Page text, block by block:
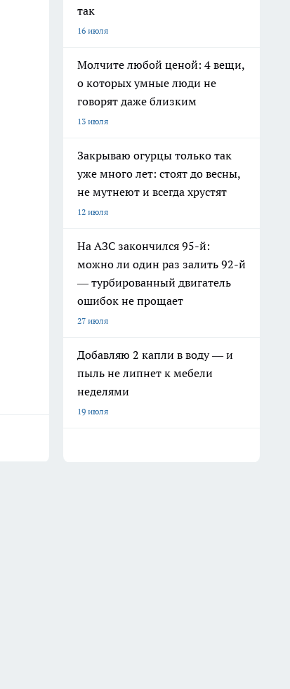
так
16 июля
Молчите любой ценой: 4 вещи,
о которых умные люди не
говорят даже близким
13 июля
Закрываю огурцы только так
уже много лет: стоят до весны,
не мутнеют и всегда хрустят
12 июля
На АЗС закончился 95-й:
можно ли один раз залить 92-й
— турбированный двигатель
ошибок не прощает
27 июля
Добавляю 2 капли в воду — и
пыль не липнет к мебели
неделями
19 июля